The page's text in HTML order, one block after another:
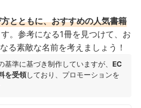
とともに、おすすめの人気書籍
す。参考になる1冊を見つけて、お
る素敵な名前を考えましょう！
準に基づき制作していますが、 EC
を受領しており、プロモーションを